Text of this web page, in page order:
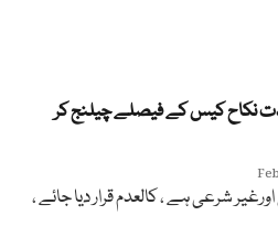
نکاح کیس کے فیصلے چیلنج کر
شرعی ہے ، کالعدم قرار دیا جائے ،